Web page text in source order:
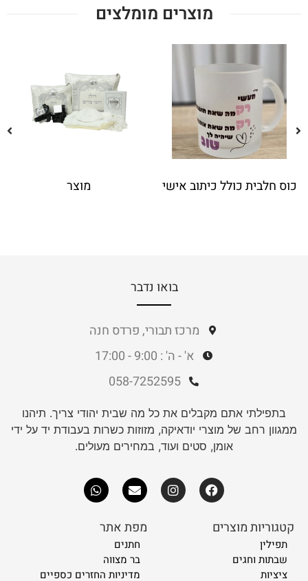
מוצרים מומלצים
כולל כיתוב אישי
בואו נדבר
מרכז תבורי, פרדס חנה
א' - ה' : 9:00 - 17:00
058-7252595
בתפילתי אתם מקבלים את כל מה שבית יהודי צריך. תיהנו
ממגוון רחב של מוצרי יודאיקה, מזוזות כשרות בעבודת יד על ידי
אומן, סטים ועוד, במחירים מעולים.
קטגוריות מוצרים
תפילין
שבתות וחגים
ציציות
מפת אתר
חתנים
בר מצווה
מדיניות החזרים כספיים